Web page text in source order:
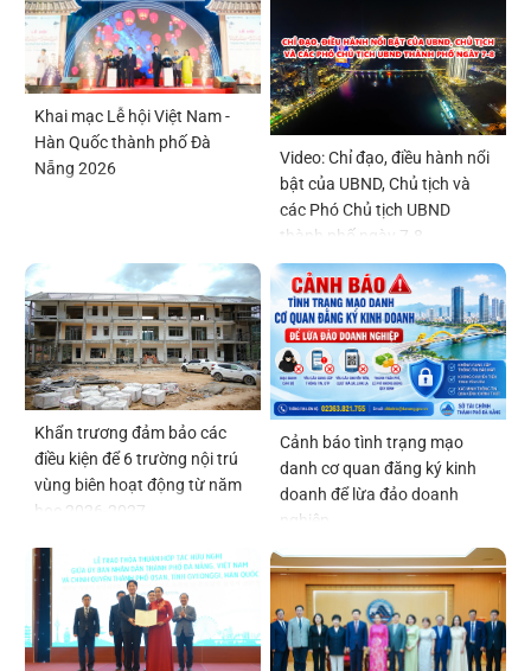
Khai mạc Lễ hội Việt Nam -
Hàn Quốc thành phố Đà
Nẵng 2026
Video: Chỉ đạo, điều hành nổi
bật của UBND, Chủ tịch và
các Phó Chủ tịch UBND
thành phố ngày 7-8
Khẩn trương đảm bảo các
điều kiện để 6 trường nội trú
vùng biên hoạt động từ năm
học 2026-2027
Cảnh báo tình trạng mạo
danh cơ quan đăng ký kinh
doanh để lừa đảo doanh
nghiệp